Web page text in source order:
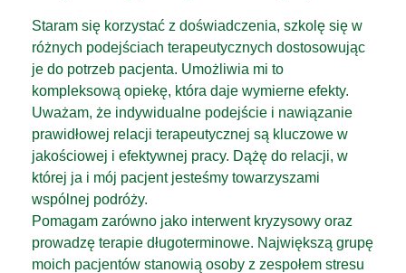
Staram się korzystać z doświadczenia, szkolę się w
różnych podejściach terapeutycznych dostosowując
je do potrzeb pacjenta. Umożliwia mi to
kompleksową opiekę, która daje wymierne efekty.
Uważam, że indywidualne podejście i nawiązanie
prawidłowej relacji terapeutycznej są kluczowe w
jakościowej i efektywnej pracy. Dążę do relacji, w
której ja i mój pacjent jesteśmy towarzyszami
wspólnej podróży.
Pomagam zarówno jako interwent kryzysowy oraz
prowadzę terapie długoterminowe. Największą grupę
moich pacjentów stanowią osoby z zespołem stresu